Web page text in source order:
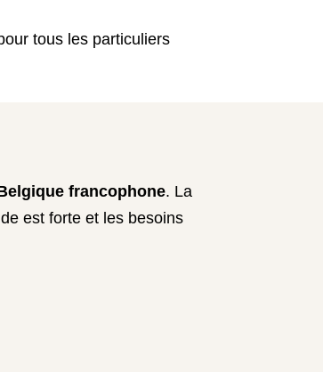
tous les particuliers
francophone. La
est forte et les besoins